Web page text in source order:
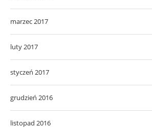
marzec 2017
luty 2017
styczeń 2017
grudzień 2016
listopad 2016